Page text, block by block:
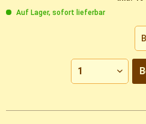
Auf Lager, sofort lieferbar